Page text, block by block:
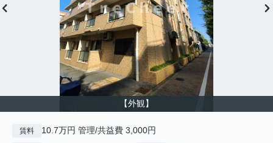
【外観】
賃料 10.7万円 管理/共益費 3,000円